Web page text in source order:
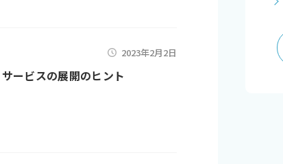
2023年2月2日
ービスの展開のヒント